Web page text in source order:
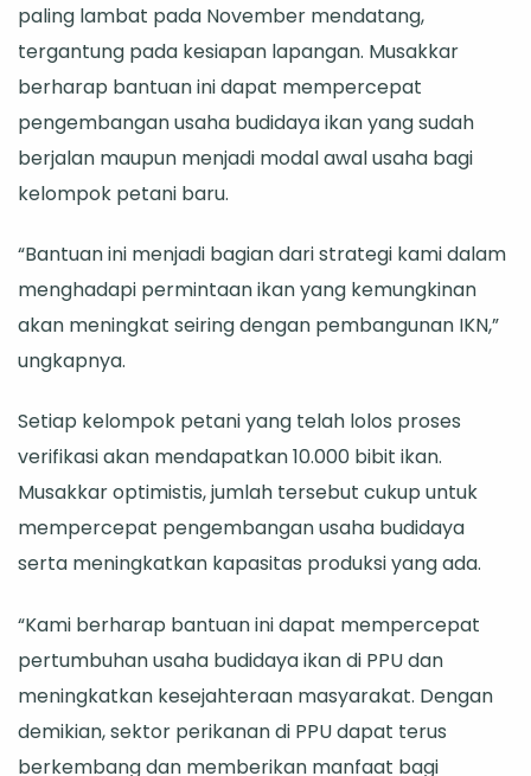
paling lambat pada November mendatang,
tergantung pada kesiapan lapangan. Musakkar
berharap bantuan ini dapat mempercepat
pengembangan usaha budidaya ikan yang sudah
berjalan maupun menjadi modal awal usaha bagi
kelompok petani baru.
“Bantuan ini menjadi bagian dari strategi kami dalam
menghadapi permintaan ikan yang kemungkinan
akan meningkat seiring dengan pembangunan IKN,”
ungkapnya.
Setiap kelompok petani yang telah lolos proses
verifikasi akan mendapatkan 10.000 bibit ikan.
Musakkar optimistis, jumlah tersebut cukup untuk
mempercepat pengembangan usaha budidaya
serta meningkatkan kapasitas produksi yang ada.
“Kami berharap bantuan ini dapat mempercepat
pertumbuhan usaha budidaya ikan di PPU dan
meningkatkan kesejahteraan masyarakat. Dengan
demikian, sektor perikanan di PPU dapat terus
berkembang dan memberikan manfaat bagi